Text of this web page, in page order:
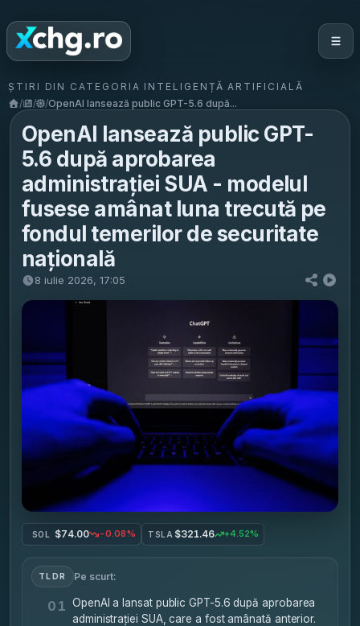
ȘTIRI DIN CATEGORIA INTELIGENȚĂ ARTIFICIALĂ
/
/ /OpenAI lansează public GPT-5.6 după...
OpenAI lansează public GPT-
5.6 după aprobarea
administrației SUA - modelul
fusese amânat luna trecută pe
fondul temerilor de securitate
națională
8 iulie 2026, 17:05
SOL $74.00 -0.08% TSLA $321.46 +4.52%
TLDR Pe scurt:
01 OpenAI a lansat public GPT-5.6 după aprobarea
administrației SUA, care a fost amânată anterior.